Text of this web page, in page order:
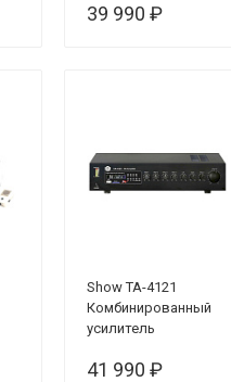
39 990 ₽
Show TA-4121
Комбинированный
усилитель
41 990 ₽